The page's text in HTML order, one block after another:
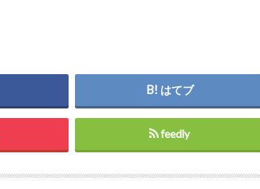
はてブ
feedly